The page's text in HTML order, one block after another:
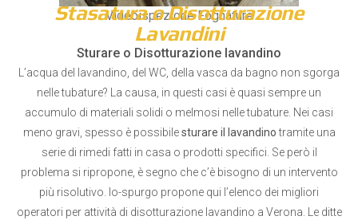
Videoispezione Fognature
Stasatura o Disotturazione
Lavandini
Sturare o Disotturazione lavandino
L’acqua del lavandino, del WC, della vasca da bagno non sgorga
nelle tubature? La causa, in questi casi è quasi sempre un
accumulo di materiali solidi o melmosi nelle tubature. Nei casi
meno gravi, spesso è possibilesturare il lavandinotramite una
serie di rimedi fatti in casa o prodotti specifici. Se però il
problema si ripropone, è segno che c’è bisogno di un intervento
più risolutivo. Io-spurgo propone qui l’elenco dei migliori
operatori per attività di disotturazione lavandino a Verona. Le ditte